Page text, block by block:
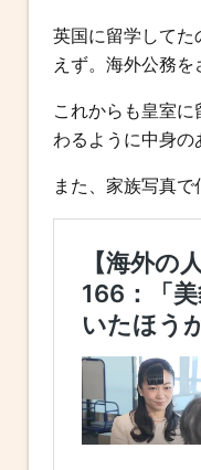
英国に留学してた
えず。海外公務
これからも皇室
わるように中身の
また、家族写真